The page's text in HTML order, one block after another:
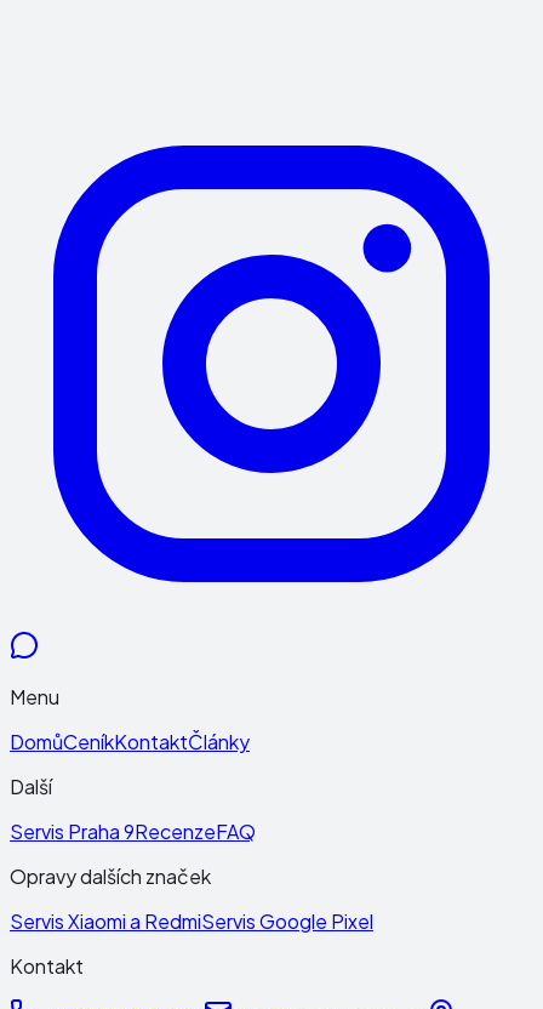
Menu
DomůCeníkKontaktČlánky
Další
Servis Praha 9RecenzeFAQ
Opravy dalších značek
Servis Xiaomi a RedmiServis Google Pixel
Kontakt